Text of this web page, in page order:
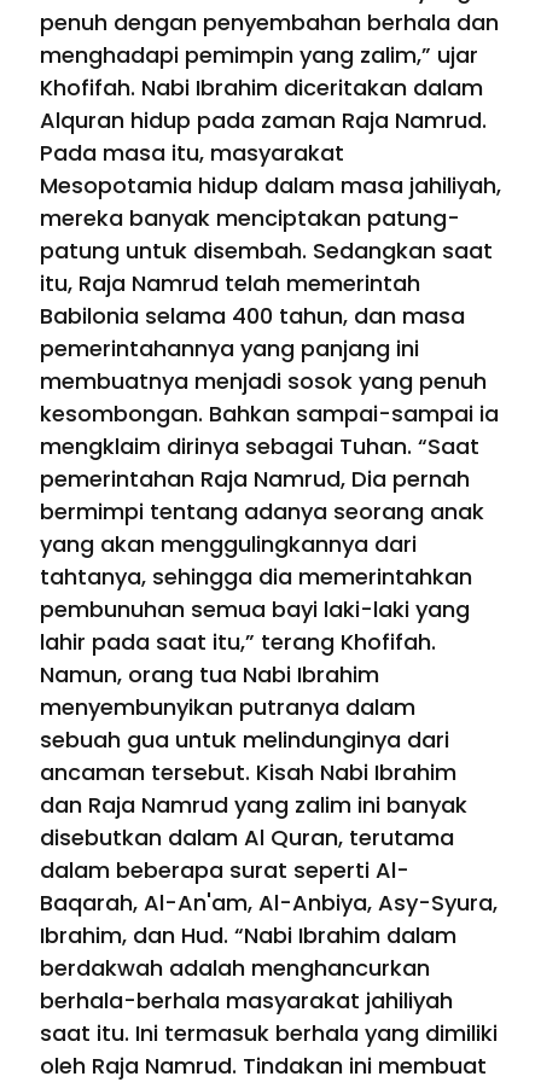
penuh dengan penyembahan berhala dan
menghadapi pemimpin yang zalim,” ujar
Khofifah. Nabi Ibrahim diceritakan dalam
Alquran hidup pada zaman Raja Namrud.
Pada masa itu, masyarakat
Mesopotamia hidup dalam masa jahiliyah,
mereka banyak menciptakan patung-
patung untuk disembah. Sedangkan saat
itu, Raja Namrud telah memerintah
Babilonia selama 400 tahun, dan masa
pemerintahannya yang panjang ini
membuatnya menjadi sosok yang penuh
kesombongan. Bahkan sampai-sampai ia
mengklaim dirinya sebagai Tuhan. “Saat
pemerintahan Raja Namrud, Dia pernah
bermimpi tentang adanya seorang anak
yang akan menggulingkannya dari
tahtanya, sehingga dia memerintahkan
pembunuhan semua bayi laki-laki yang
lahir pada saat itu,” terang Khofifah.
Namun, orang tua Nabi Ibrahim
menyembunyikan putranya dalam
sebuah gua untuk melindunginya dari
ancaman tersebut. Kisah Nabi Ibrahim
dan Raja Namrud yang zalim ini banyak
disebutkan dalam Al Quran, terutama
dalam beberapa surat seperti Al-
Baqarah, Al-An'am, Al-Anbiya, Asy-Syura,
Ibrahim, dan Hud. “Nabi Ibrahim dalam
berdakwah adalah menghancurkan
berhala-berhala masyarakat jahiliyah
saat itu. Ini termasuk berhala yang dimiliki
oleh Raja Namrud. Tindakan ini membuat